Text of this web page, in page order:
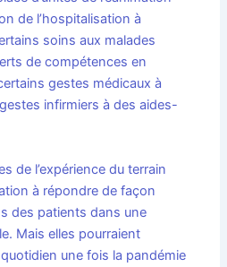
de l’hospitalisation à
soins aux malades
de compétences en
gestes médicaux à
infirmiers à des aides-
de l’expérience du terrain
à répondre de façon
des patients dans une
Mais elles pourraient
une fois la pandémie